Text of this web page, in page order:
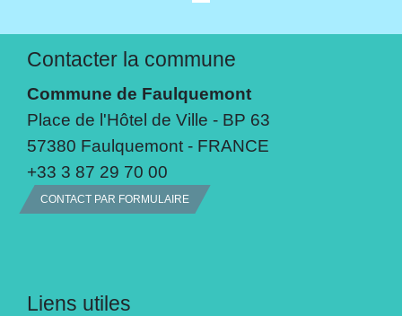
Contacter la commune
Commune de Faulquemont
Place de l'Hôtel de Ville - BP 63
57380 Faulquemont - FRANCE
+33 3 87 29 70 00
CONTACT PAR FORMULAIRE
Liens utiles